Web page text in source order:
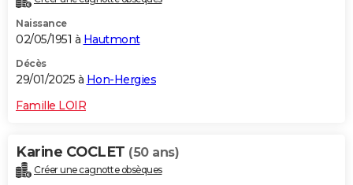
Naissance
02/05/1951 à Hautmont
Décès
29/01/2025 à Hon-Hergies
Famille LOIR
Karine COCLET (50 ans)
Créer une cagnotte obsèques